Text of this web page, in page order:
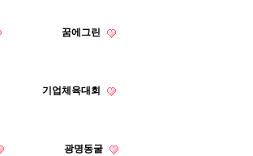
꿈에그린
기업체육대회
광명동굴